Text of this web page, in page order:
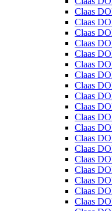
Claas
Claas
Claas
Claas
Claas
Claas
Claas
Claas
Claas
Claas
Claas
Claas
Claas
Claas
Claas
Claas
Claas
Claas
Claas